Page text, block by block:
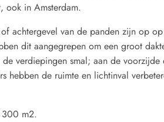
ook in Amsterdam.
achtergevel van de panden zijn op
dit aangegrepen om een groot
verdiepingen smal; aan de voorzijde
hebben de ruimte en lichtinval
300 m2.